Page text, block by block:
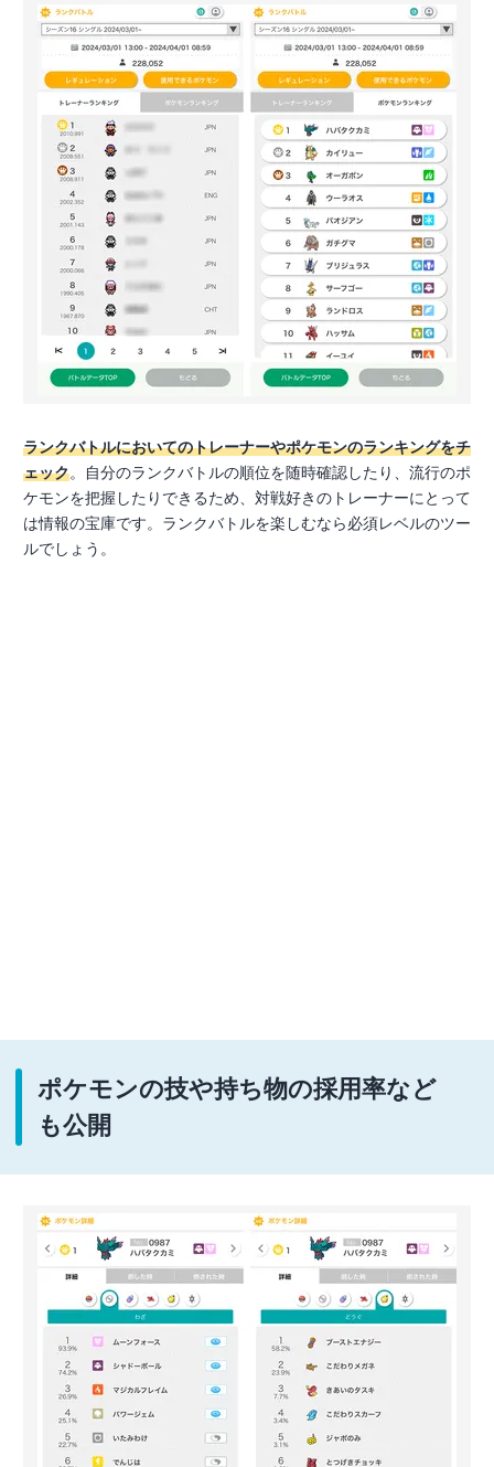
ランクバトルにおいてのトレーナーやポケモンのランキングをチ
ェック。自分のランクバトルの順位を随時確認したり、流行のポ
ケモンを把握したりできるため、対戦好きのトレーナーにとって
は情報の宝庫です。ランクバトルを楽しむなら必須レベルのツー
ルでしょう。
ポケモンの技や持ち物の採用率など
も公開